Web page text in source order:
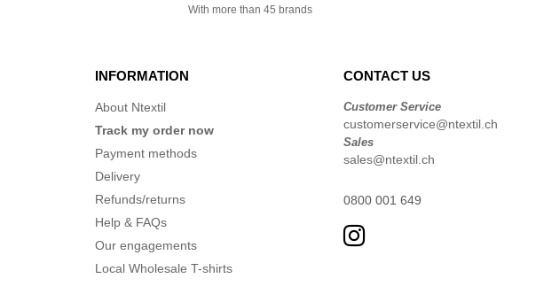
With more than 45 brands
INFORMATION
About Ntextil
Track my order now
Payment methods
Delivery
Refunds/returns
Help & FAQs
Our engagements
Local Wholesale T-shirts
CONTACT US
Customer Service
customerservice@ntextil.ch
Sales
sales@ntextil.ch
0800 001 649